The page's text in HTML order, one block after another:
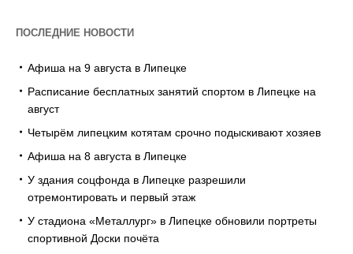
ПОСЛЕДНИЕ НОВОСТИ
Афиша на 9 августа в Липецке
Расписание бесплатных занятий спортом в Липецке на
август
Четырём липецким котятам срочно подыскивают хозяев
Афиша на 8 августа в Липецке
У здания соцфонда в Липецке разрешили
отремонтировать и первый этаж
У стадиона «Металлург» в Липецке обновили портреты
спортивной Доски почёта